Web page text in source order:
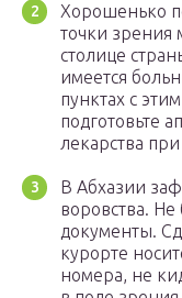
Хорошенько
точки зрения
столице
имеется
пунктах с
подготовьте
лекарства
В Абхазии
воровства. Не
документы.
курорте
номера, не